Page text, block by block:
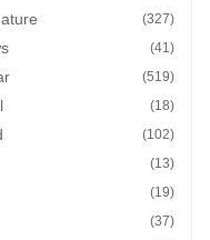
(327)
(41)
(519)
(18)
(102)
(13)
(19)
(37)